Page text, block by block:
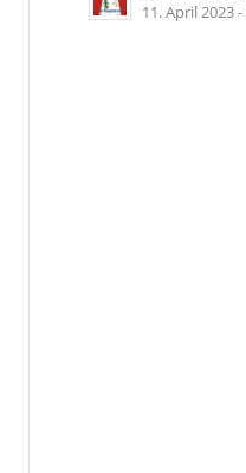
11. April 2023